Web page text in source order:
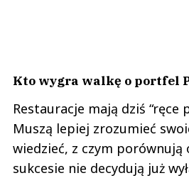
Kto wygra walkę o portfel
Restauracje mają dziś “ręce
Muszą lepiej zrozumieć
wiedzieć, z czym porównują
sukcesie nie decydują już